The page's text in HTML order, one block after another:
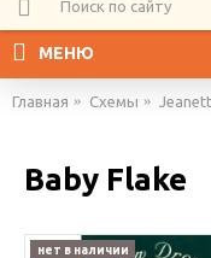
МЕНЮ
Главная Схемы
Baby Flake
нет в наличии